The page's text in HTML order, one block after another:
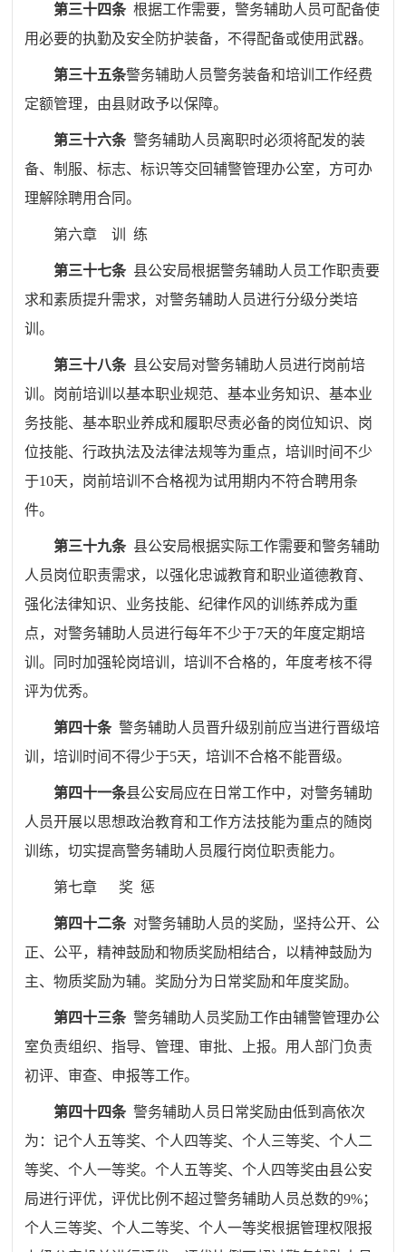
第三十四条 根据工作需要，警务辅助人员可配备使
用必要的执勤及安全防护装备，不得配备或使用武器。
第三十五条警务辅助人员警务装备和培训工作经费
定额管理，由县财政予以保障。
第三十六条 警务辅助人员离职时必须将配发的装
备、制服、标志、标识等交回辅警管理办公室，方可办
理解除聘用合同。
第六章 训 练
第三十七条 县公安局根据警务辅助人员工作职责要
求和素质提升需求，对警务辅助人员进行分级分类培
训。
第三十八条 县公安局对警务辅助人员进行岗前培
训。岗前培训以基本职业规范、基本业务知识、基本业
务技能、基本职业养成和履职尽责必备的岗位知识、岗
位技能、行政执法及法律法规等为重点，培训时间不少
于10天，岗前培训不合格视为试用期内不符合聘用条
件。
第三十九条 县公安局根据实际工作需要和警务辅助
人员岗位职责需求，以强化忠诚教育和职业道德教育、
强化法律知识、业务技能、纪律作风的训练养成为重
点，对警务辅助人员进行每年不少于7天的年度定期培
训。同时加强轮岗培训，培训不合格的，年度考核不得
评为优秀。
第四十条 警务辅助人员晋升级别前应当进行晋级培
训，培训时间不得少于5天，培训不合格不能晋级。
第四十一条县公安局应在日常工作中，对警务辅助
人员开展以思想政治教育和工作方法技能为重点的随岗
训练，切实提高警务辅助人员履行岗位职责能力。
第七章 奖 惩
第四十二条 对警务辅助人员的奖励，坚持公开、公
正、公平，精神鼓励和物质奖励相结合，以精神鼓励为
主、物质奖励为辅。奖励分为日常奖励和年度奖励。
第四十三条 警务辅助人员奖励工作由辅警管理办公
室负责组织、指导、管理、审批、上报。用人部门负责
初评、审查、申报等工作。
第四十四条 警务辅助人员日常奖励由低到高依次
为：记个人五等奖、个人四等奖、个人三等奖、个人二
等奖、个人一等奖。个人五等奖、个人四等奖由县公安
局进行评优，评优比例不超过警务辅助人员总数的9%；
个人三等奖、个人二等奖、个人一等奖根据管理权限报